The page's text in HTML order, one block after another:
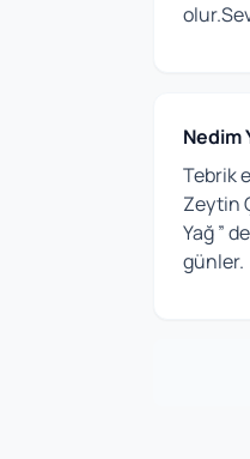
Nedim
Tebrik
Zeytin
Yağ ”
günler.